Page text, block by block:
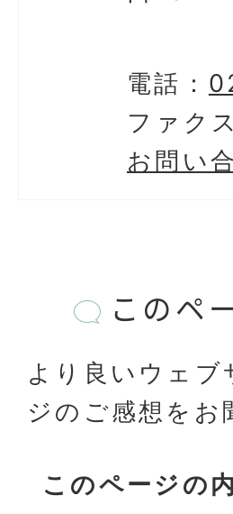
電話：
ファク
お問い
このペ
より良いウェ
ジのご感想を
このページの